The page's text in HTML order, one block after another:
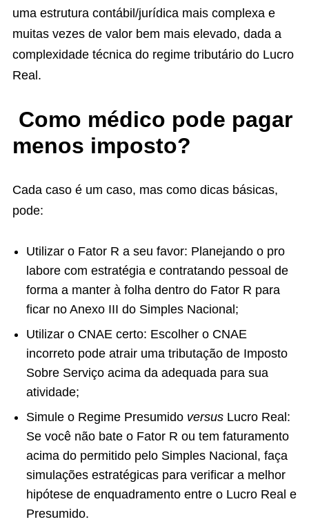
uma estrutura contábil/jurídica mais complexa e
muitas vezes de valor bem mais elevado, dada a
complexidade técnica do regime tributário do Lucro
Real.
Como médico pode pagar
menos imposto?
Cada caso é um caso, mas como dicas básicas,
pode:
Utilizar o Fator R a seu favor: Planejando o pro
labore com estratégia e contratando pessoal de
forma a manter à folha dentro do Fator R para
ficar no Anexo III do Simples Nacional;
Utilizar o CNAE certo: Escolher o CNAE
incorreto pode atrair uma tributação de Imposto
Sobre Serviço acima da adequada para sua
atividade;
Simule o Regime Presumido versus Lucro Real:
Se você não bate o Fator R ou tem faturamento
acima do permitido pelo Simples Nacional, faça
simulações estratégicas para verificar a melhor
hipótese de enquadramento entre o Lucro Real e
Presumido.